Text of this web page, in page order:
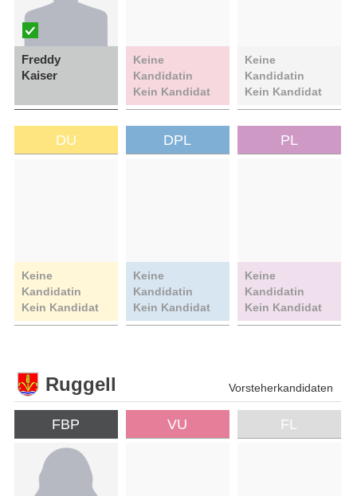
Freddy
Kaiser
Keine
Kandidatin
Kein Kandidat
Keine
Kandidatin
Kein Kandidat
DU
Keine
Kandidatin
Kein Kandidat
DPL
Keine
Kandidatin
Kein Kandidat
PL
Keine
Kandidatin
Kein Kandidat
Ruggell Vorsteherkandidaten
FBP VU FL